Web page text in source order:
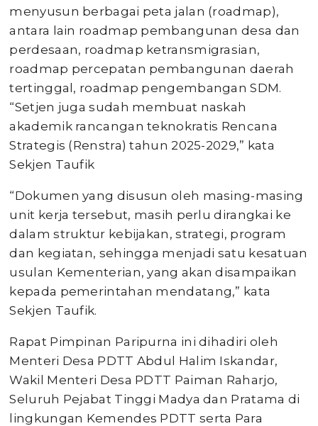
menyusun berbagai peta jalan (roadmap),
antara lain roadmap pembangunan desa dan
perdesaan, roadmap ketransmigrasian,
roadmap percepatan pembangunan daerah
tertinggal, roadmap pengembangan SDM.
“Setjen juga sudah membuat naskah
akademik rancangan teknokratis Rencana
Strategis (Renstra) tahun 2025-2029,” kata
Sekjen Taufik
“Dokumen yang disusun oleh masing-masing
unit kerja tersebut, masih perlu dirangkai ke
dalam struktur kebijakan, strategi, program
dan kegiatan, sehingga menjadi satu kesatuan
usulan Kementerian, yang akan disampaikan
kepada pemerintahan mendatang,” kata
Sekjen Taufik.
Rapat Pimpinan Paripurna ini dihadiri oleh
Menteri Desa PDTT Abdul Halim Iskandar,
Wakil Menteri Desa PDTT Paiman Raharjo,
Seluruh Pejabat Tinggi Madya dan Pratama di
lingkungan Kemendes PDTT serta Para